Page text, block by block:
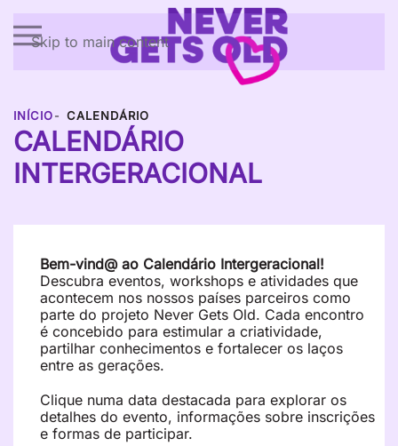
Skip to main content
INÍCIO CALENDÁRIO
CALENDÁRIO
INTERGERACIONAL
Bem-vind@ ao Calendário Intergeracional!
Descubra eventos, workshops e atividades que
acontecem nos nossos países parceiros como
parte do projeto Never Gets Old. Cada encontro
é concebido para estimular a criatividade,
partilhar conhecimentos e fortalecer os laços
entre as gerações.
Clique numa data destacada para explorar os
detalhes do evento, informações sobre inscrições
e formas de participar.